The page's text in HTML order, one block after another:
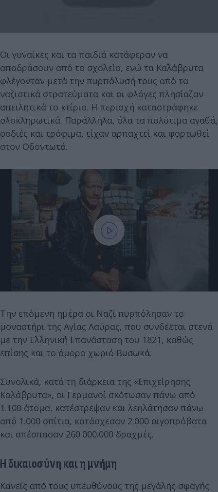
Οι γυναίκες και τα παιδιά κατάφεραν να
αποδράσουν από το σχολείο, ενώ τα Καλάβρυτα
φλέγονταν μετά την πυρπόλυσή τους από τα
ναζιστικά στρατεύματα και οι φλόγες πλησίαζαν
απειλητικά το κτίριο. Η περιοχή καταστράφηκε
ολοκληρωτικά. Παράλληλα, όλα τα πολύτιμα αγαθά,
σοδιές και τρόφιμα, είχαν αρπαχτεί και φορτωθεί
στον Οδοντωτό.
Την επόμενη ημέρα οι Ναζί πυρπόλησαν το
μοναστήρι της Αγίας Λαύρας, που συνδέεται στενά
με την Ελληνική Επανάσταση του 1821, καθώς
επίσης και το όμορο χωριό Βυσωκά.
Συνολικά, κατά τη διάρκεια της «Επιχείρησης
Καλάβρυτα», οι Γερμανοί σκότωσαν πάνω από
1.100 άτομα, κατέστρεψαν και λεηλάτησαν πάνω
από 1.000 σπίτια, κατάσχεσαν 2.000 αιγοπρόβατα
και απέσπασαν 260.000.000 δραχμές.
Η δικαιοσύνη και η μνήμη
Κανείς από τους υπευθύνους της μεγάλης σφαγής